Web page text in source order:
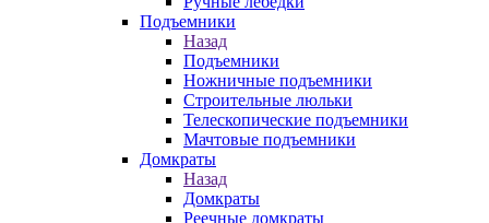
Подъемники
Назад
Подъемники
Ножничные подъемники
Строительные люльки
Телескопические подъемники
Мачтовые подъемники
Домкраты
Назад
Домкраты
Реечные домкраты